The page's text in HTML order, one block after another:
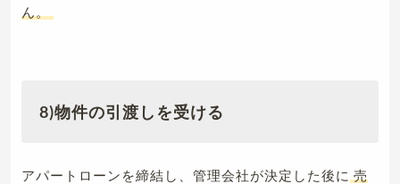
ん。
8)物件の引渡しを受ける
アパートローンを締結し、管理会社が決定した後に 売